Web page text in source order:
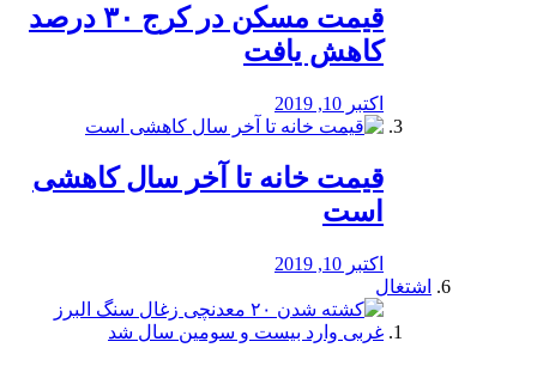
️قیمت مسکن در کرج ۳۰ درصد
کاهش یافت
اکتبر 10, 2019
قیمت خانه تا آخر سال کاهشی
است
اکتبر 10, 2019
اشتغال